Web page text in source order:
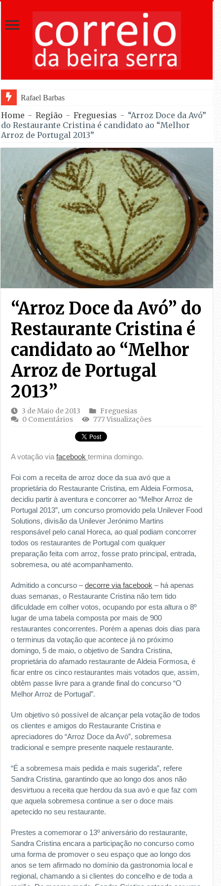
Rafael Barbas foi sétimo na Torre na estreia
Home - Região - Freguesias - “Arroz Doce da Avó”
do Restaurante Cristina é candidato ao “Melhor
Arroz de Portugal 2013”
“Arroz Doce da Avó” do
Restaurante Cristina é
candidato ao “Melhor
Arroz de Portugal
2013”
3 de Maio de 2013
Freguesias
0 Comentários
777 Visualizações
A votação viafacebook termina domingo.
Foi com a receita de arroz doce da sua avó que a
proprietária do Restaurante Cristina, em Aldeia Formosa,
decidiu partir à aventura e concorrer ao “Melhor Arroz de
Portugal 2013”, um concurso promovido pela Unilever Food
Solutions, divisão da Unilever Jerónimo Martins
responsável pelo canal Horeca, ao qual podiam concorrer
todos os restaurantes de Portugal com qualquer
preparação feita com arroz, fosse prato principal, entrada,
sobremesa, ou até acompanhamento.
Admitido a concurso –decorre via facebook – há apenas
duas semanas, o Restaurante Cristina não tem tido
dificuldade em colher votos, ocupando por esta altura o 8º
lugar de uma tabela composta por mais de 900
restaurantes concorrentes. Porém a apenas dois dias para
o terminus da votação que acontece já no próximo
domingo, 5 de maio, o objetivo de Sandra Cristina,
proprietária do afamado restaurante de Aldeia Formosa, é
ficar entre os cinco restaurantes mais votados que, assim,
obtêm passe livre para a grande final do concurso “O
Melhor Arroz de Portugal”.
Um objetivo só possível de alcançar pela votação de todos
os clientes e amigos do Restaurante Cristina e
apreciadores do “Arroz Doce da Avó”, sobremesa
tradicional e sempre presente naquele restaurante.
“É a sobremesa mais pedida e mais sugerida”, refere
Sandra Cristina, garantindo que ao longo dos anos não
desvirtuou a receita que herdou da sua avó e que faz com
que aquela sobremesa continue a ser o doce mais
apetecido no seu restaurante.
Prestes a comemorar o 13º aniversário do restaurante,
Sandra Cristina encara a participação no concurso como
uma forma de promover o seu espaço que ao longo dos
anos se tem afirmado no domínio da gastronomia local e
regional, chamando a si clientes do concelho e de toda a